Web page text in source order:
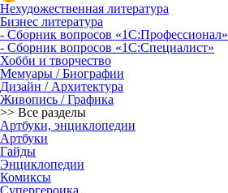
Нехудожественная литература
Бизнес литература
- Сборник вопросов «1С:Профессионал»
- Сборник вопросов «1С:Специалист»
Хобби и творчество
Мемуары / Биографии
Дизайн / Архитектура
Живопись / Графика
>> Все разделы
Артбуки, энциклопедии
Артбуки
Гайды
Энциклопедии
Комиксы
Супергероика